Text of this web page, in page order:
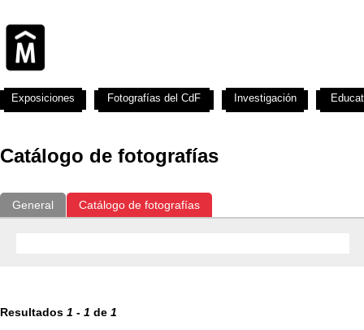
Catálogo de fotografías
General Catálogo de fotografías
Resultados 1 - 1 de 1
Exposiciones Fotografías del CdF Investigación